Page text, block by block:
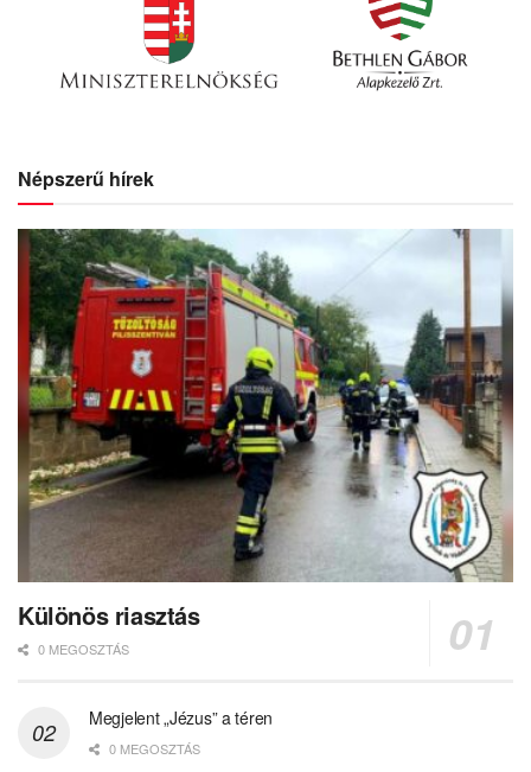
Népszerű hírek
Különös riasztás
0 MEGOSZTÁS
Megjelent „Jézus” a téren
0 MEGOSZTÁS